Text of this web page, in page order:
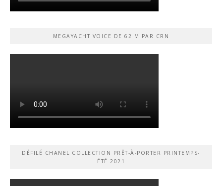
MEGAYACHT VOICE DE 62 M PAR CRN
DÉFILÉ CHANEL COLLECTION PRÊT-À-PORTER PRINTEMPS-
ÉTÉ 2021